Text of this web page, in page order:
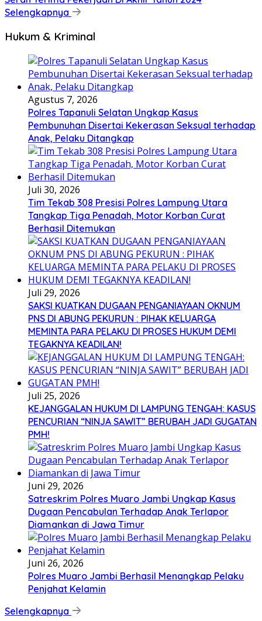
Selengkapnya
Hukum & Kriminal
Agustus 7, 2026
Polres Tapanuli Selatan Ungkap Kasus
Pembunuhan Disertai Kekerasan Seksual terhadap
Anak, Pelaku Ditangkap
Juli 30, 2026
Tim Tekab 308 Presisi Polres Lampung Utara
Tangkap Tiga Penadah, Motor Korban Curat
Berhasil Ditemukan
Juli 29, 2026
SAKSI KUATKAN DUGAAN PENGANIAYAAN OKNUM
PNS DI ABUNG PEKURUN : PIHAK KELUARGA
MEMINTA PARA PELAKU DI PROSES HUKUM DEMI
TEGAKNYA KEADILAN!
Juli 25, 2026
KEJANGGALAN HUKUM DI LAMPUNG TENGAH: KASUS
PENCURIAN “NINJA SAWIT” BERUBAH JADI GUGATAN
PMH!
Juni 29, 2026
Satreskrim Polres Muaro Jambi Ungkap Kasus
Dugaan Pencabulan Terhadap Anak Terlapor
Diamankan di Jawa Timur
Juni 26, 2026
Polres Muaro Jambi Berhasil Menangkap Pelaku
Penjahat Kelamin
Selengkapnya